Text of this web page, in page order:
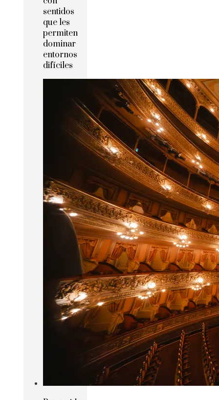
sentidos
que les
permiten
dominar
entornos
difíciles